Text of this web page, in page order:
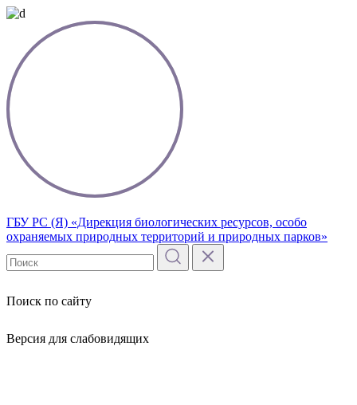
ГБУ РС (Я) «Дирекция биологических ресурсов, особо
охраняемых природных территорий и природных парков»
Поиск по сайту
Версия для слабовидящих